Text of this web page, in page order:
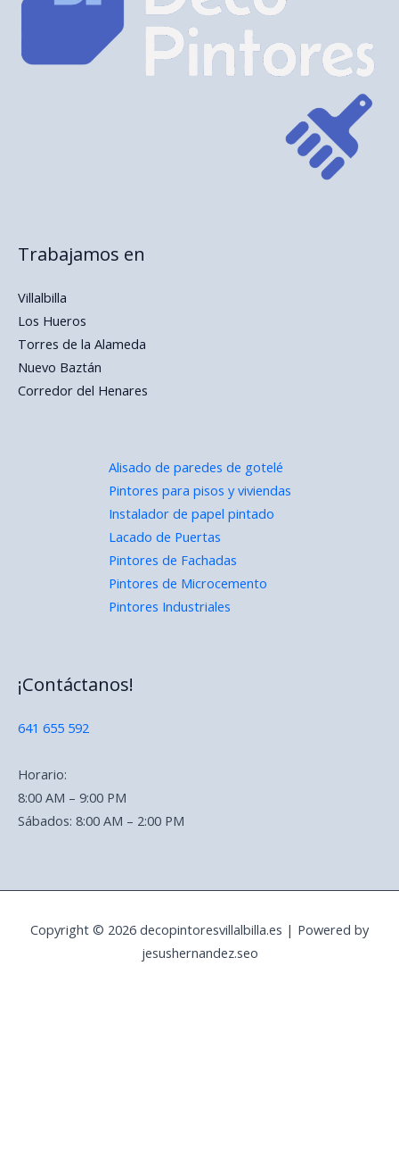
Trabajamos en
Villalbilla
Los Hueros
Torres de la Alameda
Nuevo Baztán
Corredor del Henares
Alisado de paredes de gotelé
Pintores para pisos y viviendas
Instalador de papel pintado
Lacado de Puertas
Pintores de Fachadas
Pintores de Microcemento
Pintores Industriales
¡Contáctanos!
641 655 592
Horario:
8:00 AM – 9:00 PM
Sábados: 8:00 AM – 2:00 PM
Copyright © 2026 decopintoresvillalbilla.es | Powered by
jesushernandez.seo